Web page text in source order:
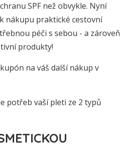
SPF než obvykle. Nyní
nákupu praktické cestovní
péči s sebou - a zároveň
produkty!
na váš další nákup v
potřeb vaší pleti ze 2 typů